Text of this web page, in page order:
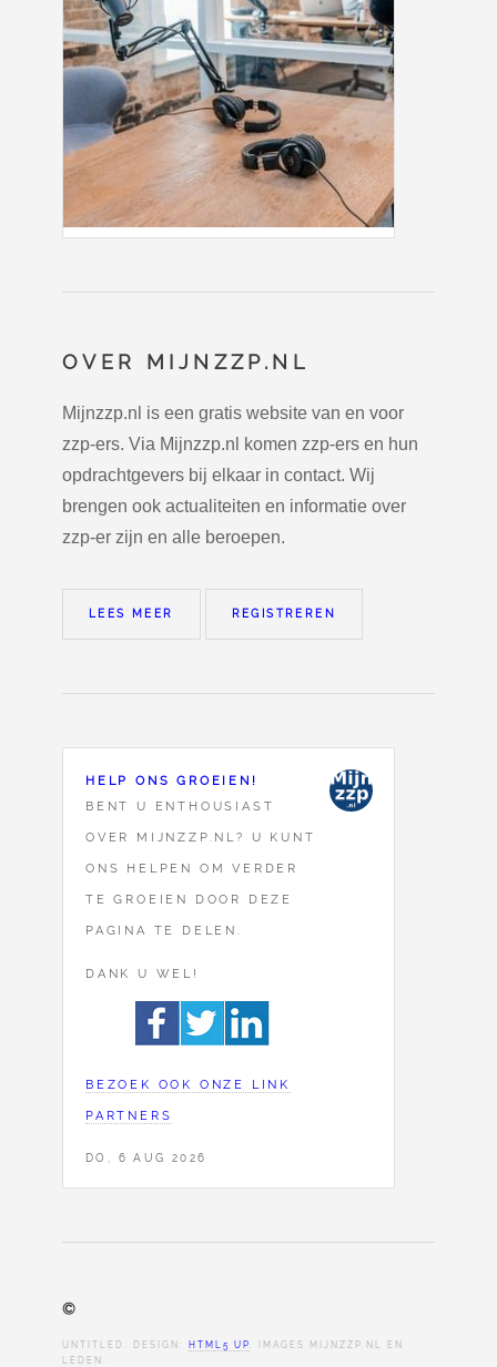
OVER MIJNZZP.NL
Mijnzzp.nl is een gratis website van en voor
zzp-ers. Via Mijnzzp.nl komen zzp-ers en hun
opdrachtgevers bij elkaar in contact. Wij
brengen ook actualiteiten en informatie over
zzp-er zijn en alle beroepen.
LEES MEER REGISTREREN
HELP ONS GROEIEN!
BENT U ENTHOUSIAST
OVER MIJNZZP.NL? U KUNT
ONS HELPEN OM VERDER
TE GROEIEN DOOR DEZE
PAGINA TE DELEN.
DANK U WEL!
BEZOEK OOK ONZE LINK
PARTNERS
DO, 6 AUG 2026
©
UNTITLED. DESIGN: HTML5 UP. IMAGES MIJNZZP.NL EN
LEDEN.